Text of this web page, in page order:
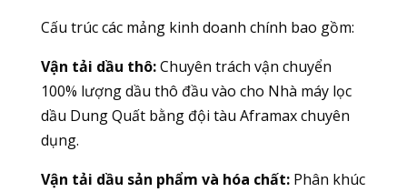
Cấu trúc các mảng kinh doanh chính bao gồm:
Vận tải dầu thô:Chuyên trách vận chuyển
100% lượng dầu thô đầu vào cho Nhà máy lọc
dầu Dung Quất bằng đội tàu Aframax chuyên
dụng.
Vận tải dầu sản phẩm và hóa chất:Phân khúc